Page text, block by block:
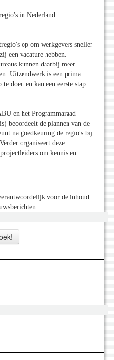
in Nederland
op om werkgevers sneller
een vacature hebben.
kunnen daarbij meer
Uitzendwerk is een prima
doen en kan een eerste stap
en het Programmaraad
beoordeelt de plannen van de
na goedkeuring de regio's bij
organiseert deze
om kennis en
voor de inhoud